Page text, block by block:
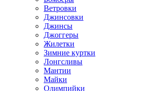
Ветровки
Джинсовки
Джинсы
Джоггеры
Жилетки
Зимние куртки
Лонгсливы
Мантии
Майки
Олимпийки